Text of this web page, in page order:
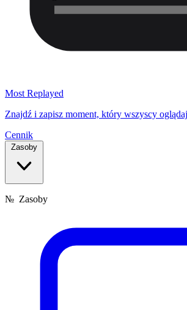
Most Replayed
Znajdź i zapisz moment, który wszyscy
Cennik
Zasoby
№ Zasoby